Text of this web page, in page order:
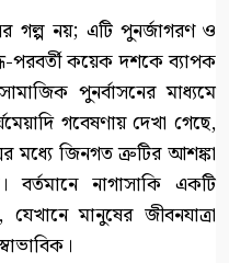
গল্প নয়; এটি পুনর্জাগরণ ও
পরবর্তী কয়েক দশকে ব্যাপক
পুনর্বাসনের মাধ্যমে
গবেষণায় দেখা গেছে,
মধ্যে জিনগত ত্রুটির আশঙ্কা
বর্তমানে নাগাসাকি একটি
মানুষের জীবনযাত্রা